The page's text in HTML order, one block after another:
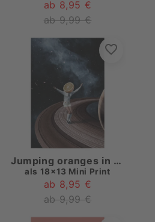
ab 8,95 €
ab 9,99 €
Jumping oranges in my head
als 18x13 Mini Print
ab 8,95 €
ab 9,99 €